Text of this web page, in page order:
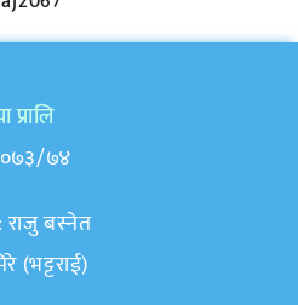
७४
: राजु बस्नेत
(भट्टराई)